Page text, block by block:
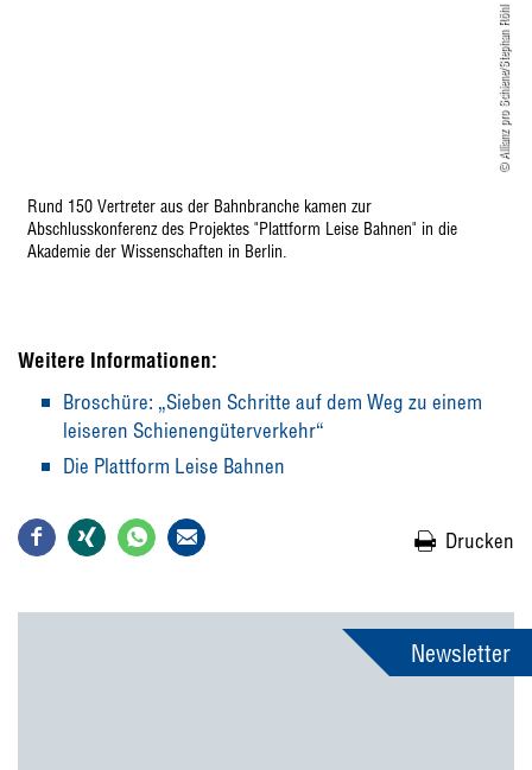
© Allianz pro Schiene/Stephan Röhl
Rund 150 Vertreter aus der Bahnbranche kamen zur
Abschlusskonferenz des Projektes "Plattform Leise Bahnen" in die
Akademie der Wissenschaften in Berlin.
Weitere Informationen:
Broschüre: „Sieben Schritte auf dem Weg zu einem
leiseren Schienengüterverkehr“
Die Plattform Leise Bahnen
Drucken
Newsletter